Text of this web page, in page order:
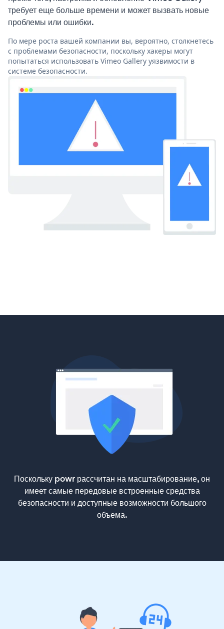
требует еще больше времени и может вызвать новые
проблемы или ошибки.
По мере роста вашей компании вы, вероятно, столкнетесь
с проблемами безопасности, поскольку хакеры могут
попытаться использовать Vimeo Gallery уязвимости в
системе безопасности.
Поскольку powr рассчитан на масштабирование, он
имеет самые передовые встроенные средства
безопасности и доступные возможности большого
объема.